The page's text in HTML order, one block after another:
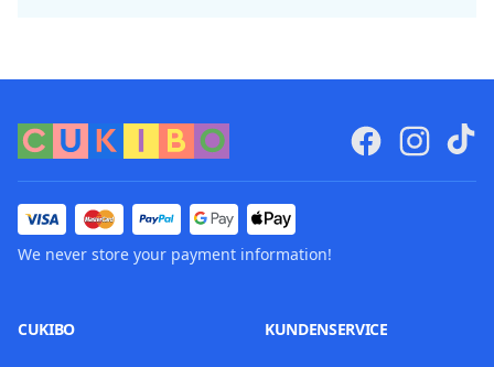
We never store your payment information!
CUKIBO KUNDENSERVICE